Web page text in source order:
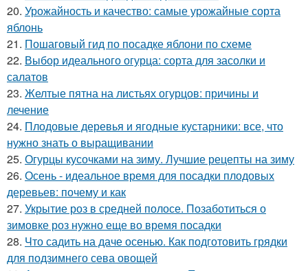
20. Урожайность и качество: самые урожайные сорта
яблонь
21. Пошаговый гид по посадке яблони по схеме
22. Выбор идеального огурца: сорта для засолки и
салатов
23. Желтые пятна на листьях огурцов: причины и
лечение
24. Плодовые деревья и ягодные кустарники: все, что
нужно знать о выращивании
25. Огурцы кусочками на зиму. Лучшие рецепты на зиму
26. Осень - идеальное время для посадки плодовых
деревьев: почему и как
27. Укрытие роз в средней полосе. Позаботиться о
зимовке роз нужно еще во время посадки
28. Что садить на даче осенью. Как подготовить грядки
для подзимнего сева овощей